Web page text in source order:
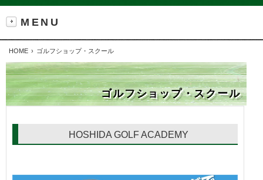
MENU
HOME ゴルフショップ・スクール
ゴルフショップ・スクール
HOSHIDA GOLF ACADEMY